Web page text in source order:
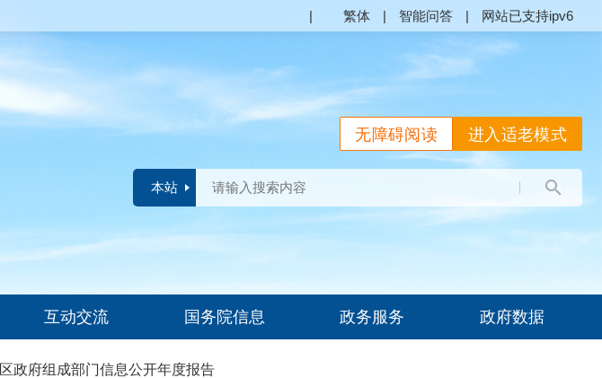
| 繁体 | 智能问答 | 网站已支持ipv6
进入适老模式
无障碍阅读
本站
互动交流 国务院信息 政务服务 政府数据
区政府组成部门信息公开年度报告